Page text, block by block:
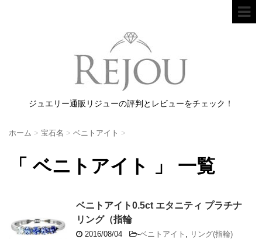
ジュエリー通販リジューの評判とレビューをチェック！
ホーム > 宝石名 > ベニトアイト >
「 ベニトアイト 」 一覧
ベニトアイト0.5ct エタニティ プラチナ
リング（指輪
2016/08/04 -ベニトアイト
リング(指輪)